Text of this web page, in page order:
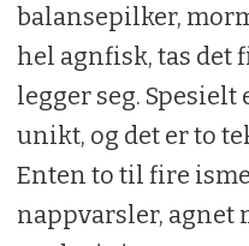
balansepilker,
hel agnfisk, tas det
legger seg.
unikt, og det er to
Enten to til fire
nappvarsler, agnet